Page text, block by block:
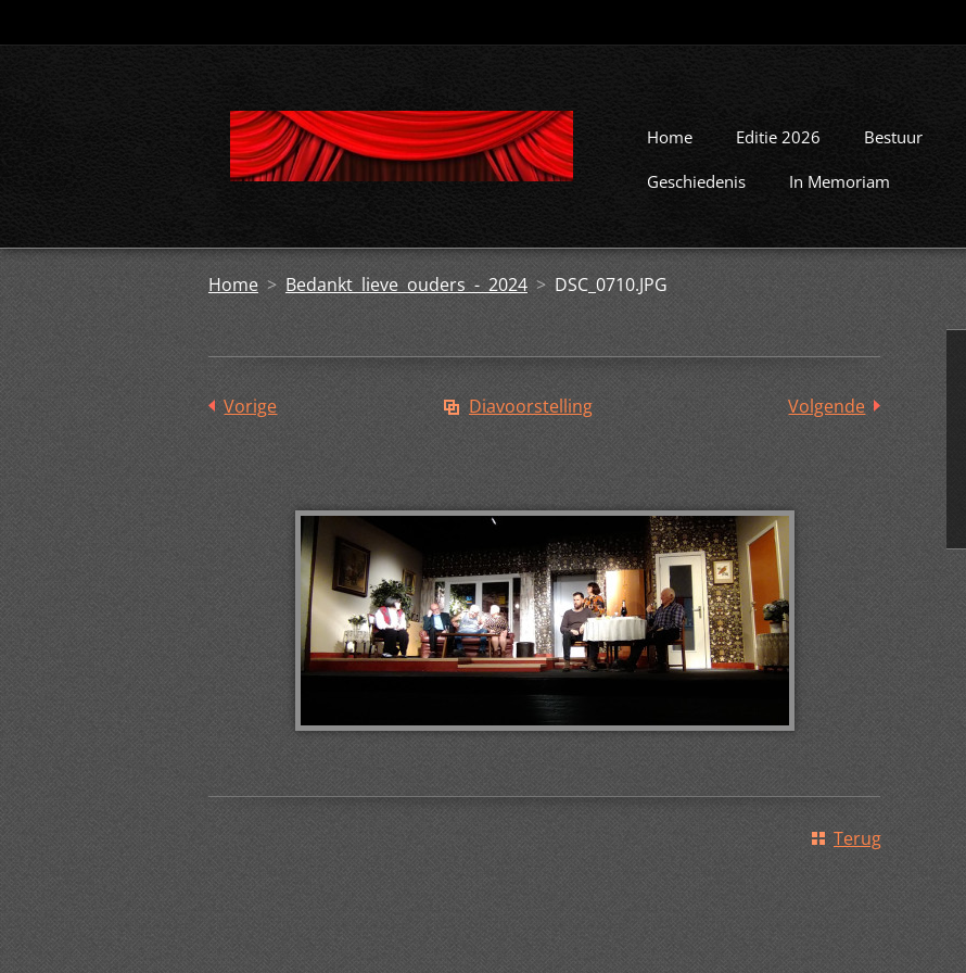
Home Editie 2026 Bestuur
Geschiedenis In Memoriam
Home > Bedankt lieve ouders - 2024 > DSC_0710.JPG
Vorige Diavoorstelling Volgende
Terug